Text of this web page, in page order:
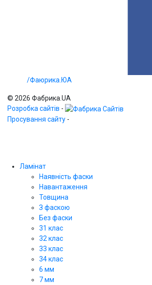
/Фаюрика.ЮА
© 2026 Фабрика.UA
Розробка сайтів -
Просування сайту -
Ламінат
Наявність фаски
Навантаження
Товщина
З фаскою
Без фаски
31 клас
32 клас
33 клас
34 клас
6 мм
7 мм